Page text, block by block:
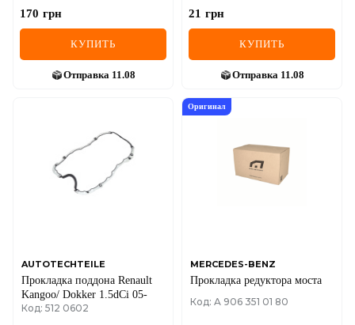
170 грн
КУПИТЬ
Отправка 11.08
21 грн
КУПИТЬ
Отправка 11.08
AUTOTECHTEILE
Прокладка поддона Renault
Kangoo/ Dokker 1.5dCi 05-
Код: 512 0602
Оригинал
MERCEDES-BENZ
Прокладка редуктора моста
Код: A 906 351 01 80